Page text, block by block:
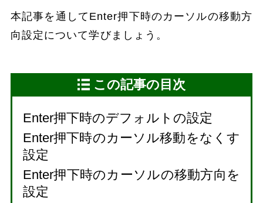
本記事を通してEnter押下時のカーソルの移動方
向設定について学びましょう。
この記事の目次
Enter押下時のデフォルトの設定
Enter押下時のカーソル移動をなくす
設定
Enter押下時のカーソルの移動方向を
設定